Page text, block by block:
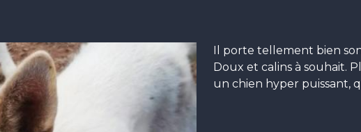
Il porte tellement bien
Doux et calins à souhait.
un chien hyper puissant,